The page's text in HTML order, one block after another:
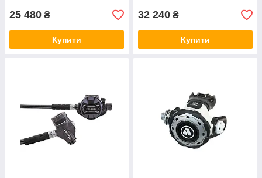
25 480 ₴
Купити
32 240 ₴
Купити